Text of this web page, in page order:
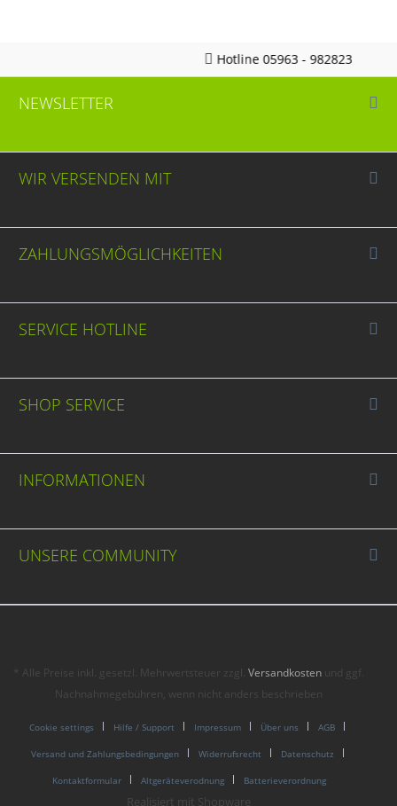
Hotline 05963 - 982823
NEWSLETTER
WIR VERSENDEN MIT
ZAHLUNGSMÖGLICHKEITEN
SERVICE HOTLINE
SHOP SERVICE
INFORMATIONEN
UNSERE COMMUNITY
* Alle Preise inkl. gesetzl. Mehrwertsteuer zzgl.Versandkosten und ggf.
Nachnahmegebühren, wenn nicht anders beschrieben
Cookie settings Hilfe / Support Impressum Über uns AGB
Versand und Zahlungsbedingungen Widerrufsrecht Datenschutz
Kontaktformular Altgeräteverodnung Batterieverordnung
Realisiert mit Shopware